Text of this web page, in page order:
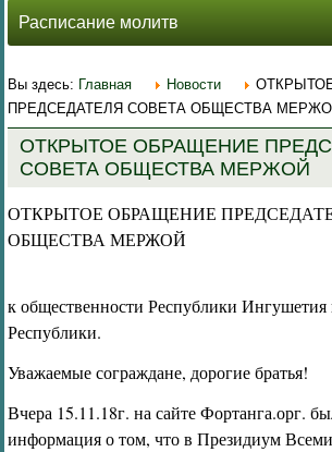
Расписание молитв
Вы здесь: Главная Новости
ПРЕДСЕДАТЕЛЯ СОВЕТА ОБЩЕСТВА
ОТКРЫТОЕ ОБРАЩЕНИЕ
СОВЕТА ОБЩЕСТВА МЕРЖОЙ
ОТКРЫТОЕ ОБРАЩЕНИЕ
ОБЩЕСТВА
к общественности Республики Ингушетия
Республики.
Уважаемые сограждане, дорогие братья!
Вчера 15.11.18г. на сайте Фортанга.орг.
информация о том, что в Президиум